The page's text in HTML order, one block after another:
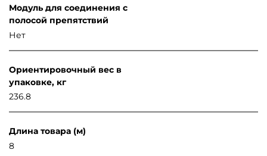
Модуль для соединения с
полосой препятствий
Нет
Ориентировочный вес в
упаковке, кг
236.8
Длина товара (м)
8